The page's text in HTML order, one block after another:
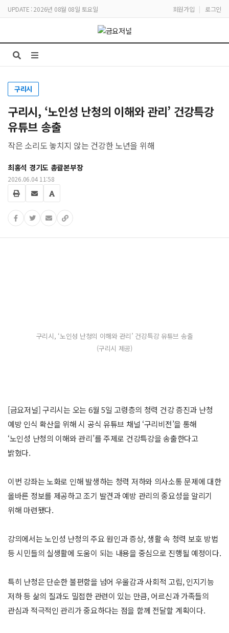
UPDATE : 2026년 08월 08일 토요일 회원가입 | 로그인
구리시
구리시, ‘노인성 난청의 이해와 관리’ 건강특강
유튜브 송출
작은 소리도 놓치지 않는 건강한 노년을 위해
최홍석 경기도 총괄본부장
2026.06.04 11:58
구리시, ‘노인성 난청의 이해와 관리’ 건강특강 유튜브 송출
(구리시 제공)
[금요저널] 구리시는 오는 6월 5일 고령층의 청력 건강 증진과 난청
예방 인식 확산을 위해 시 공식 유튜브 채널 ‘구리비전’을 통해
‘노인성 난청의 이해와 관리’를 주제로 건강특강을 송출한다고
밝혔다.
이번 강좌는 노화로 인해 발생하는 청력 저하와 의사소통 문제에 대한
올바른 정보를 제공하고 조기 발견과 예방 관리의 중요성을 알리기
위해 마련됐다.
강의에서는 노인성 난청의 주요 원인과 증상, 생활 속 청력 보호 방법
등 시민들의 실생활에 도움이 되는 내용을 중심으로 진행될 예정이다.
특히 난청은 단순한 불편함을 넘어 우울감과 사회적 고립, 인지기능
저하 등 삶의 질과도 밀접한 관련이 있는 만큼, 어르신과 가족들의
관심과 적극적인 관리가 중요하다는 점을 함께 전달할 계획이다.